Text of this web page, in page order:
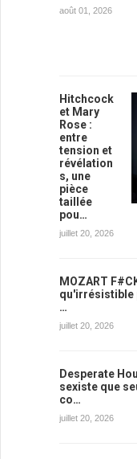
août 01, 2026
Hitchcock
et Mary
Rose :
entre
tension et
révélation
s, une
pièce
taillée
pou…
juillet 20, 2026
MOZART
qu'irrésistible
…
juillet 20, 2026
Desperate
sexiste que
co…
juillet 20, 2026